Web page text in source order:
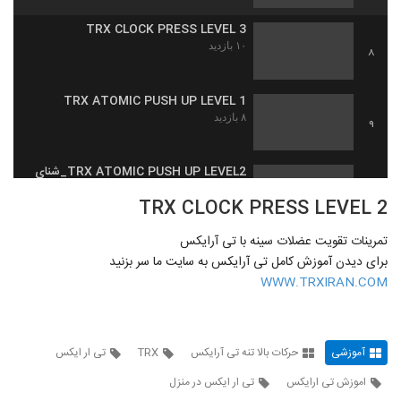
8
TRX CLOCK PRESS LEVEL 3
۱۰ بازدید
9
TRX ATOMIC PUSH UP LEVEL 1
۸ بازدید
TRX ATOMIC PUSH UP LEVEL2_شنای
۱۱ بازدید
11 اتمی سطح 3
۹ بازدید
TRX SPIDER MAN PUSH UP LEVEL
TRX CLOCK PRESS LEVEL 2
تمرینات تقویت عضلات سینه با تی آرایکس
برای دیدن آموزش کامل تی آرایکس به سایت ما سر بزنید
WWW.TRXIRAN.COM
آموزشی حرکات بالا تنه تی آرایکس TRX
تی ار ایکس
اموزش تی ارایکس
تی ار ایکس در منزل